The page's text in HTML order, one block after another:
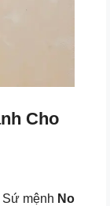
Cho
mệnh No